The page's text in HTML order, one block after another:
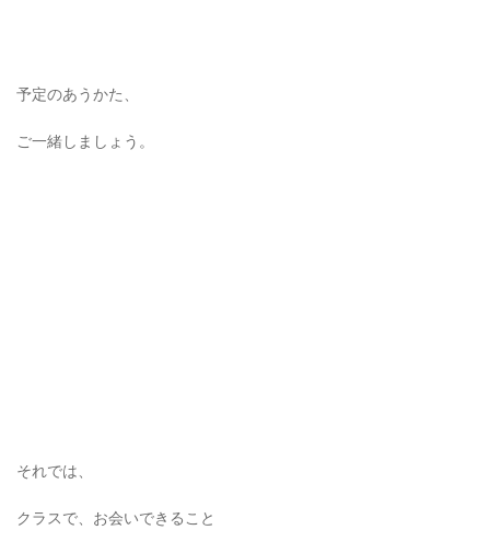
予定のあうかた、
ご一緒しましょう。
それでは、
クラスで、お会いできること